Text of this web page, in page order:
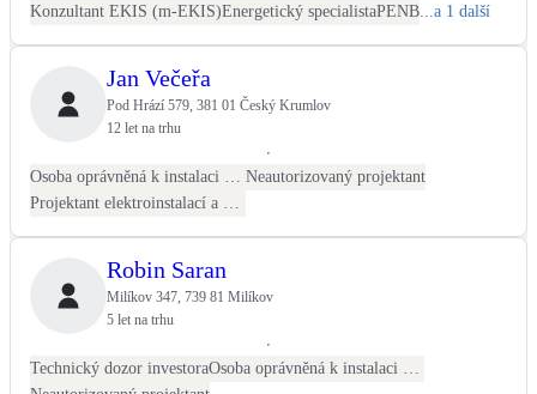
Konzultant EKIS (m-EKIS)Energetický specialistaPENB ...a 1 další
Jan Večeřa
Pod Hrází 579, 381 01 Český Krumlov
12 let na trhu
Neautorizovaný projektant
Robin Saran
Milíkov 347, 739 81 Milíkov
5 let na trhu
Technický dozor investora